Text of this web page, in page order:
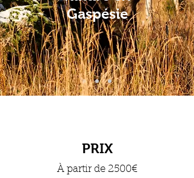
Gaspésie
PRIX
À partir de 2500€